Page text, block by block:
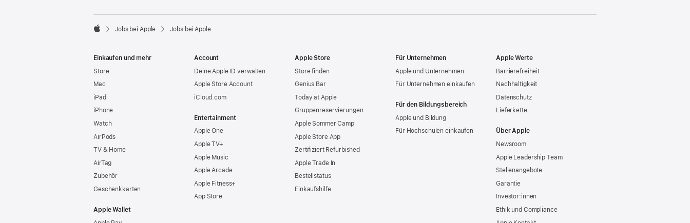

Jobs bei Apple Jobs bei Apple
Einkaufen und mehr
Store
Mac
iPad
iPhone
Watch
AirPods
TV & Home
AirTag
Zubehör
Geschenkkarten
Apple Wallet
Account
Deine Apple ID verwalten
Apple Store Account
iCloud.com
Entertainment
Apple One
Apple TV+
Apple Music
Apple Arcade
Apple Fitness+
App Store
Apple Store
Store finden
Genius Bar
Today at Apple
Gruppen­reservierungen
Apple Sommer Camp
Apple Store App
Zertifiziert Refurbished
Apple Trade In
Bestellstatus
Einkaufshilfe
Für Unternehmen
Apple und Unternehmen
Für Unternehmen einkaufen
Für den Bildungsbereich
Apple und Bildung
Für Hochschulen einkaufen
Apple Werte
Barrierefreiheit
Nachhaltigkeit
Datenschutz
Lieferkette
Über Apple
Newsroom
Apple Leadership Team
Stellenangebote
Garantie
Investor:innen
Ethik und Compliance